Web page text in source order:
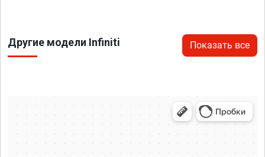
Другие модели Infiniti Показать все